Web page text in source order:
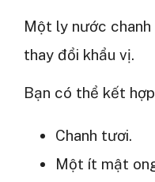
Một ly nước
thay đổi khẩu vị.
Bạn có thể kết
Chanh tươi.
Một ít mật